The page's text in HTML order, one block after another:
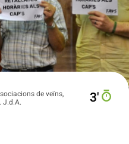
de veïns,
3′